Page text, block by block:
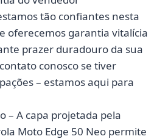
tão confiantes nesta
oferecemos garantia vitalícia
prazer duradouro da sua
conosco se tiver
– estamos aqui para
– A capa projetada pela
Moto Edge 50 Neo permite